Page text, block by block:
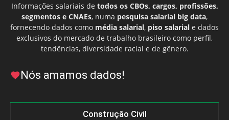
Informações salariais de todos os CBOs, cargos, profissões,
segmentos e CNAEs, numa pesquisa salarial big data,
fornecendo dados como média salarial, piso salarial e dados
exclusivos do mercado de trabalho brasileiro como perfil,
tendências, diversidade racial e de gênero.
Nós amamos dados!
Construção Civil